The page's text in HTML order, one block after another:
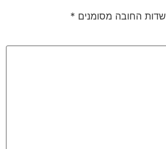
שדות החובה מסומנים *